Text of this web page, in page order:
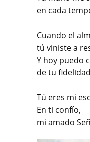
en cada
Cuando el
tú viniste a
Y hoy puedo
de tu
Tú eres mi
En ti confío,
mi amado